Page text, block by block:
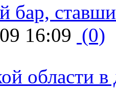
бар,
16:09 (0)
области в